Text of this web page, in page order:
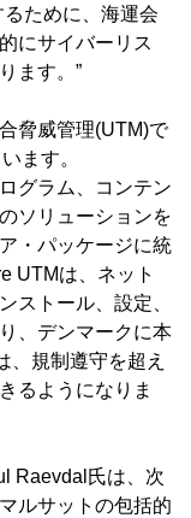
ために、海運会
にサイバーリス
ます。”
脅威管理(UTM)で
ます。
グラム、コンテン
ソリューションを
・パッケージに統
UTMは、ネット
ストール、設定、
、デンマークに本
、規制遵守を超え
るようになりま
Raevdal氏は、次
ルサットの包括的